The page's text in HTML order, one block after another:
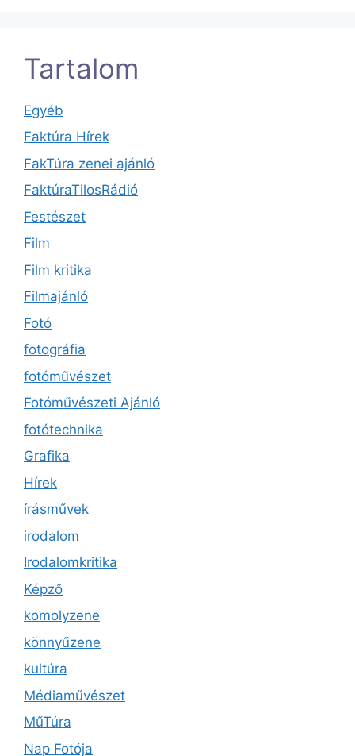
Tartalom
Egyéb
Faktúra Hírek
FakTúra zenei ajánló
FaktúraTilosRádió
Festészet
Film
Film kritika
Filmajánló
Fotó
fotográfia
fotóművészet
Fotóművészeti Ajánló
fotótechnika
Grafika
Hírek
írásművek
irodalom
Irodalomkritika
Képző
komolyzene
könnyűzene
kultúra
Médiaművészet
MűTúra
Nap Fotója